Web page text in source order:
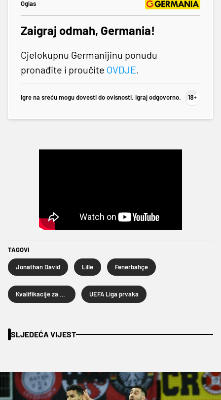
Oglas
Zaigraj odmah, Germania!
Cjelokupnu Germanijinu ponudu
pronađite i proučite OVDJE.
Igre na sreću mogu dovesti do ovisnosti. Igraj odgovorno.
TAGOVI
Jonathan David Lille Fenerbahçe
UEFA Liga prvaka
SLJEDEĆA VIJEST